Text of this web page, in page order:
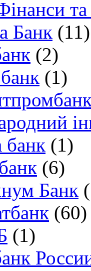
Банк (11)
(2)
(1)
банк (1)
(6)
Банк
(60)
(1)